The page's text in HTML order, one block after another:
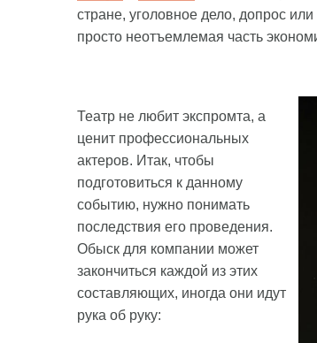
стране, уголовное дело, допрос
просто неотъемлемая часть
Театр не любит экспромта, а
ценит профессиональных
актеров. Итак, чтобы
подготовиться к данному
событию, нужно понимать
последствия его проведения.
Обыск для компании может
закончиться каждой из этих
составляющих, иногда они идут
рука об руку: